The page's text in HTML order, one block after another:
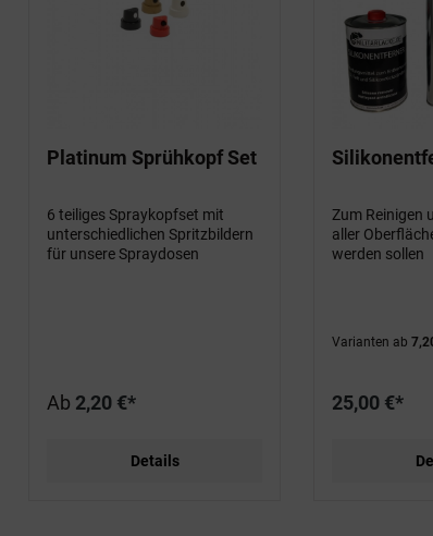
Platinum Sprühkopf Set
6 teiliges Spraykopfset mit
unterschiedlichen Spritzbildern
für unsere Spraydosen
Ab 2,20 €*
Details
Zum Reinigen
aller
werden sollen
Varianten ab
25,00 €*